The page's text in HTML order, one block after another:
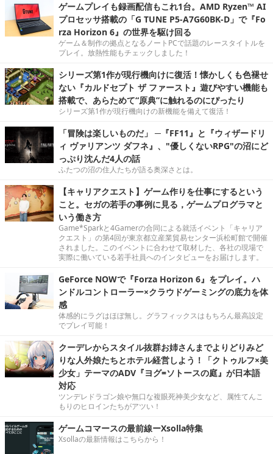
ゲームプレイも録画配信もこれ1台。AMD Ryzen™ AI
プロセッサ搭載の「G TUNE P5-A7G60BK-D」で『Fo
rza Horizon 6』の世界を駆け回る
ゲーム＆制作の拠点となるノートPCで話題のレースタイトルを
プレイ。放熱性能もチェックしました！
シリーズ第1作が現行機向けに復活！懐かしくも色褪せ
ない『カルドセプト ザ ファースト』遊びやすい機能も
搭載で、あらためて“原典”に触れるのにぴったり
シリーズ第1作が現行機向けの新機能を備えて復活！
「冒険は楽しいものだ」 ─『FF11』と『ウィザードリ
ィ ヴァリアンツ ダフネ』、"優しくないRPG"の沼にど
っぷり沈んだ4人の話
ふたつの沼の住人たちが語る奥深さとは。
【キャリアクエスト】ゲーム作りを仕事にするという
こと。セガの若手の事例に見る，ゲームプログラマと
いう働き方
Game*Sparkと4Gamerの合同による就活イベント「キャリア
クエスト」の第4回が東京都立産業貿易センター浜松町館で開催
されました。このイベントに合わせて取材した、各社の現場で
実際に働いている若手社員へのインタビューをお届けします。
GeForce NOWで『Forza Horizon 6』をプレイ。ハ
ンドルコントローラー×クラウドゲーミングの底力を体
感
体感的にラグはほぼ無し。グラフィックスはもちろん最高設定
でプレイ可能！
クーデレからスタイル抜群お姉さんまでよりどりみど
りな人外娘たちとホテル経営しよう！「クトゥルフ×美
少女」テーマのADV『ヨグ=ソトースの庭』が日本語
対応
ツンデレドラゴン娘や無口な複眼死神美少女など、属性てんこ
もりのヒロインたちがアツい！
ゲームコマースの最前線ーXsolla特集
Xsollaの最新情報はこちらから！